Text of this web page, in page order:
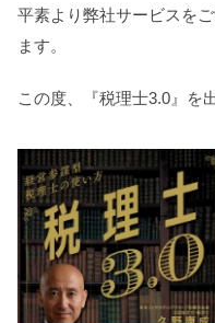
平素より弊社サービスを
ます。
この度、『税理士3.0』を